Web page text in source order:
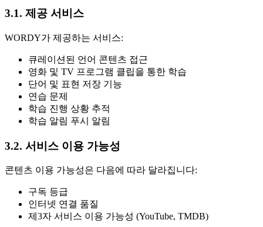
3.1. 제공 서비스
WORDY가 제공하는 서비스:
큐레이션된 언어 콘텐츠 접근
영화 및 TV 프로그램 클립을 통한 학습
단어 및 표현 저장 기능
연습 문제
학습 진행 상황 추적
학습 알림 푸시 알림
3.2. 서비스 이용 가능성
콘텐츠 이용 가능성은 다음에 따라 달라집니다:
구독 등급
인터넷 연결 품질
제3자 서비스 이용 가능성 (YouTube, TMDB)